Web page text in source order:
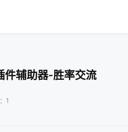
件辅助器-胜率交流
1